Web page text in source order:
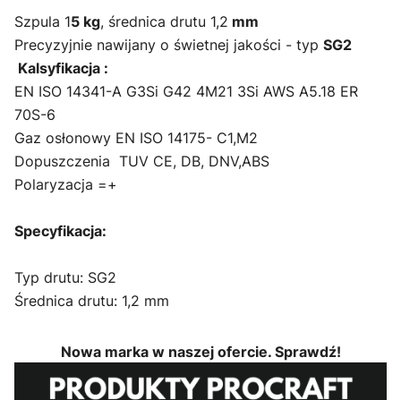
Szpula 15 kg, średnica drutu 1,2 mm
Precyzyjnie nawijany o świetnej jakości - typ SG2
Kalsyfikacja :
EN ISO 14341-A G3Si G42 4M21 3Si AWS A5.18 ER
70S-6
Gaz osłonowy EN ISO 14175- C1,M2
Dopuszczenia TUV CE, DB, DNV,ABS
Polaryzacja =+
Specyfikacja:
Typ drutu: SG2
Średnica drutu: 1,2 mm
Nowa marka w naszej ofercie. Sprawdź!